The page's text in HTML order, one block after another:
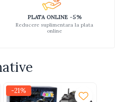
PLATA ONLINE -5%
Reducere suplimentara la plata
online
-21%